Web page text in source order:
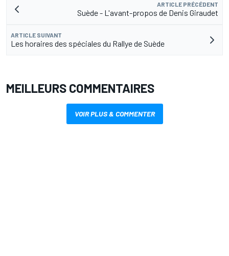
ARTICLE PRÉCÉDENT
Suède - L'avant-propos de Denis Giraudet
ARTICLE SUIVANT
Les horaires des spéciales du Rallye de Suède
MEILLEURS COMMENTAIRES
VOIR PLUS & COMMENTER